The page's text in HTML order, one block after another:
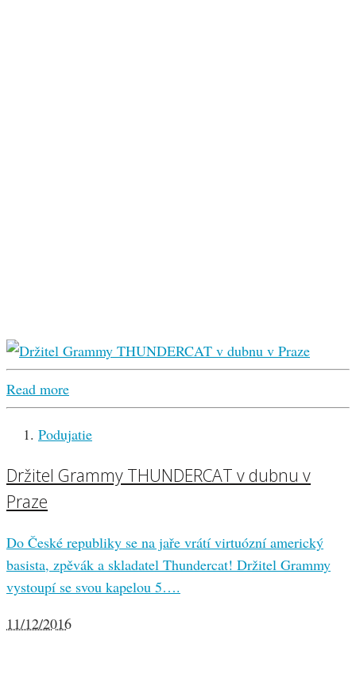
Read more
Podujatie
Držitel Grammy THUNDERCAT v dubnu v
Praze
Do České republiky se na jaře vrátí virtuózní americký
basista, zpěvák a skladatel Thundercat! Držitel Grammy
vystoupí se svou kapelou 5….
11/12/2016